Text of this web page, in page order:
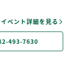
イベント詳細を見る
493-7630